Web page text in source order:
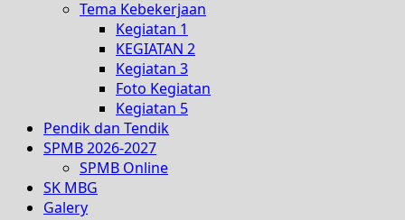
Tema Kebekerjaan
Kegiatan 1
KEGIATAN 2
Kegiatan 3
Foto Kegiatan
Kegiatan 5
Pendik dan Tendik
SPMB 2026-2027
SPMB Online
SK MBG
Galery